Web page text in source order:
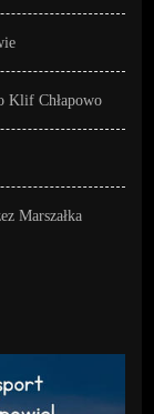
Klif Chłapowo
Marszałka